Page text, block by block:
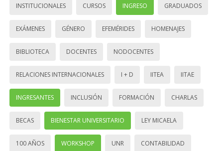
INSTITUCIONALES CURSOS INGRESO GRADUADOS
EXÁMENES GÉNERO EFEMÉRIDES HOMENAJES
BIBLIOTECA DOCENTES NODOCENTES
RELACIONES INTERNACIONALES I + D IITEA IITAE
INGRESANTES INCLUSIÓN FORMACIÓN CHARLAS
BECAS BIENESTAR UNIVERSITARIO LEY MICAELA
100 AÑOS WORKSHOP UNR CONTABILIDAD